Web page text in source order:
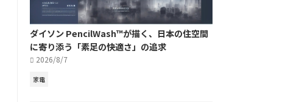
ダイソン PencilWash™が描く、日本の住空間
に寄り添う「素足の快適さ」の追求
2026/8/7
家電